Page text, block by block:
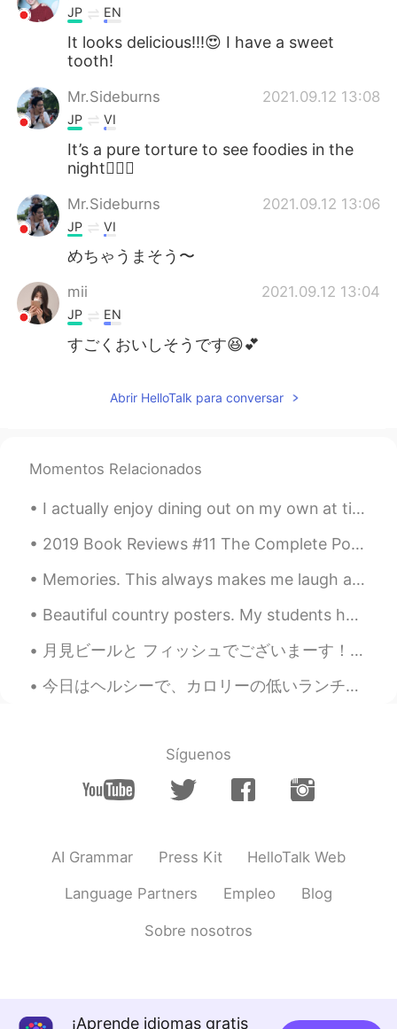
Português
JP EN
It looks delicious!!!😍 I have a sweet
tooth!
Mr.Sideburns 2021.09.12 13:08
JP VI
It’s a pure torture to see foodies in the
night🤦🏻‍♂️
Mr.Sideburns 2021.09.12 13:06
JP VI
めちゃうまそう〜
mii 2021.09.12 13:04
JP EN
すごくおいしそうです😆💕
Abrir HelloTalk para conversar
Momentos Relacionados
I actually enjoy dining out on my own at times. Just me at my own pace. So, today I went ahead a...
2019 Book Reviews #11 The Complete Poetical Works of Edgar Allan Poe: Including Essays on Poetry...
Memories. This always makes me laugh and smile. My daughter and niece. Roller coaster ride at Bus...
Beautiful country posters. My students had to research a country that I assigned their group duri...
月見ビールと フィッシュでございまーす！イェーーイ！ ほうぼうさんは煮付けにしました ヨーロッパへだいは刺身でした〜！ へだいさん脂ノリノリで美味しかった We have moon-viewi...
今日はヘルシーで、カロリーの低いランチを食べました。😊 スモークチキンとファミリーマートの野菜です。 一緒で、カロリーは192kcalになりました。200も超えてないですね。🥳 そのスモー...
Síguenos
AI Grammar Press Kit HelloTalk Web
Language Partners Empleo Blog
Sobre nosotros
¡Aprende idiomas gratis